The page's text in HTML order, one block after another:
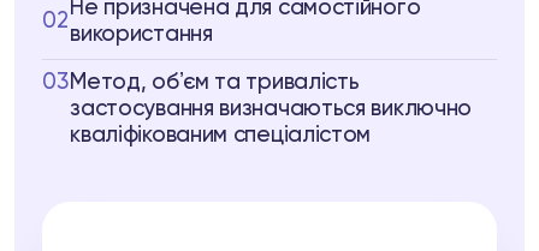
02
Не призначена для самостійного
використання
03 Метод, обʼєм та тривалість
застосування визначаються виключно
кваліфікованим спеціалістом